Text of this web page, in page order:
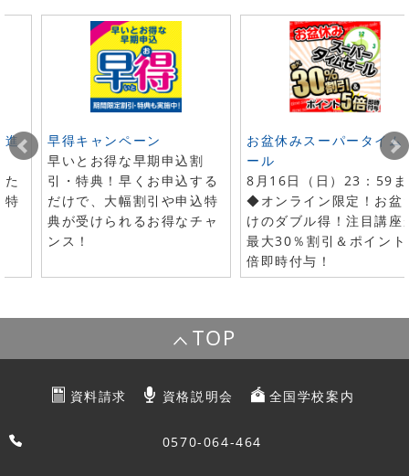
進
特
早得キャンペーン
早いとお得な早期申込割
引・特典！早くお申込する
だけで、大幅割引や申込特
典が受けられるお得なチャ
ンス！
お盆休みスーパータイム
ール
8月16日（日）23：59
◆オンライン限定！お盆
けのダブル得！注目講座
最大30％割引＆ポイン
倍即時付与！
TOP
資料請求 資格説明会 全国学校案内
0570-064-464